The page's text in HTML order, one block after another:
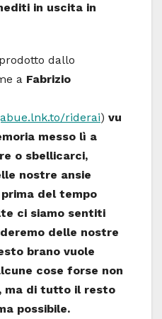
in uscita in
dallo
a Fabrizio
riderai) vu
messo lì a
o sbellicarci,
nostre ansie
del tempo
ci siamo sentiti
delle nostre
brano vuole
cose forse non
ma di tutto il resto
possibile.